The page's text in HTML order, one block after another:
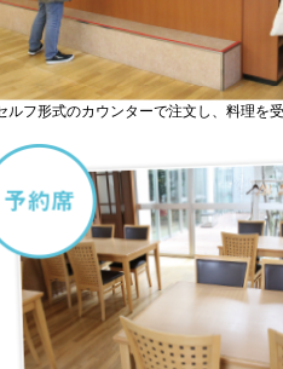
ルフ形式のカウンターで注文し、料理を